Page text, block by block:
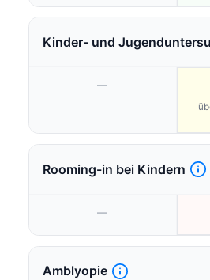
Kinder- und
—
Rooming-in bei Kindern
—
Amblyopie